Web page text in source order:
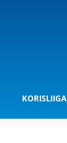
KORISLIIGA